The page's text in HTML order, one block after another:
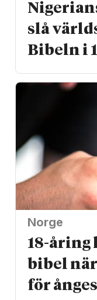
slå
Bibeln i
Norge
18-åring
bibel
för